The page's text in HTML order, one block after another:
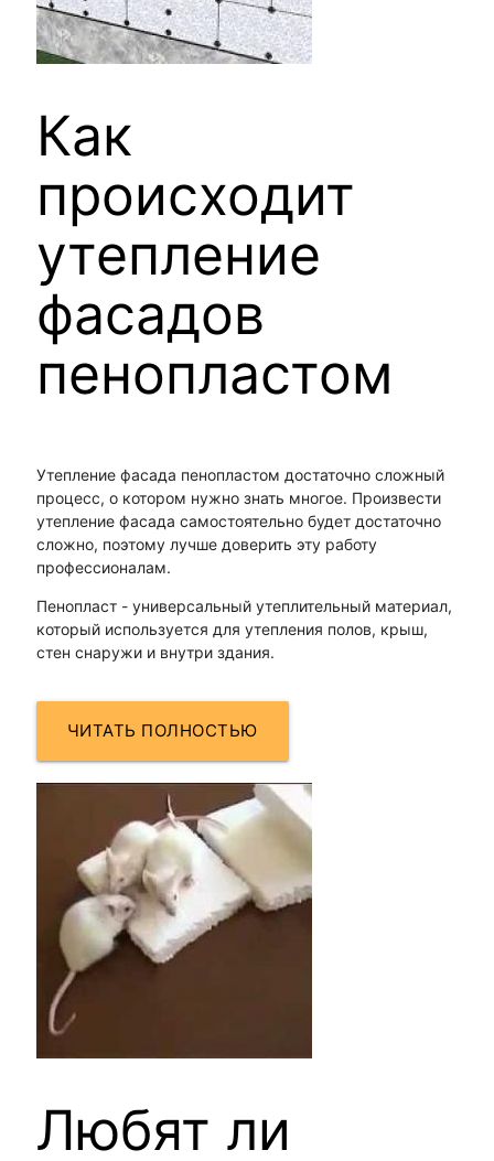
Как
происходит
утепление
фасадов
пенопластом
Утепление фасада пенопластом достаточно сложный
процесс, о котором нужно знать многое. Произвести
утепление фасада самостоятельно будет достаточно
сложно, поэтому лучше доверить эту работу
профессионалам.
Пенопласт - универсальный утеплительный материал,
который используется для утепления полов, крыш,
стен снаружи и внутри здания.
ЧИТАТЬ ПОЛНОСТЬЮ
Любят ли